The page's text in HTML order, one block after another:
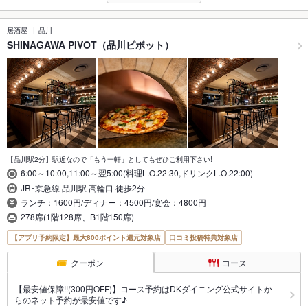
居酒屋 品川
SHINAGAWA PIVOT（品川ピボット）
【品川駅2分】駅近なので「もう一軒」としてもぜひご利用下さい!
6:00～10:00,11:00～翌5:00(料理L.O.22:30,ドリンクL.O.22:00)
JR･京急線 品川駅 高輪口 徒歩2分
ランチ：1600円/ディナー：4500円/宴会：4800円
278席(1階128席、B1階150席)
【アプリ予約限定】最大800ポイント還元対象店 口コミ投稿特典対象店
クーポン コース
【最安値保障!!(300円OFF)】コース予約はDKダイニング公式サイトか
らのネット予約が最安値です♪